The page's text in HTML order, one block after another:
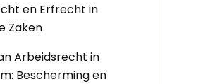
en Erfrecht in
Zaken
Arbeidsrecht in
Bescherming en